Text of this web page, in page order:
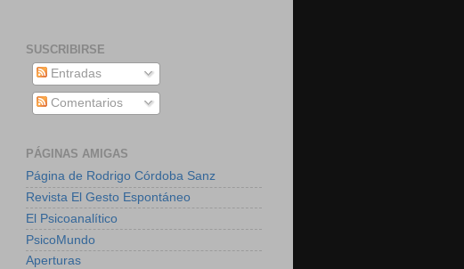
SUSCRIBIRSE
Entradas
Comentarios
PÁGINAS AMIGAS
Página de Rodrigo Córdoba Sanz
Revista El Gesto Espontáneo
El Psicoanalítico
PsicoMundo
Aperturas